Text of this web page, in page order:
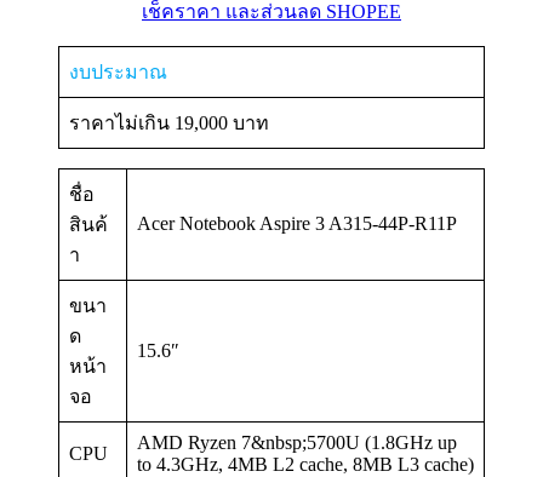
เช็คราคา และส่วนลด SHOPEE
งบประมาณ
ราคาไม่เกิน 19,000 บาท
ชื่อ
สินค้
า
Acer Notebook Aspire 3 A315-44P-R11P
ขนา
ด
หน้า
จอ
15.6″
CPU
AMD Ryzen 7&nbsp;5700U (1.8GHz up
to 4.3GHz, 4MB L2 cache, 8MB L3 cache)